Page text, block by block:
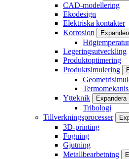
CAD-modellering
Ekodesign
Elektriska kontakter
Korrosion
Legeringsutveckling
Produktoptimering
Produktsimulering
Ytteknik
Expandera
Tribologi
Tillverkningsprocesser
3D-printing
Fogning
Gjutning
Metallbearbetning